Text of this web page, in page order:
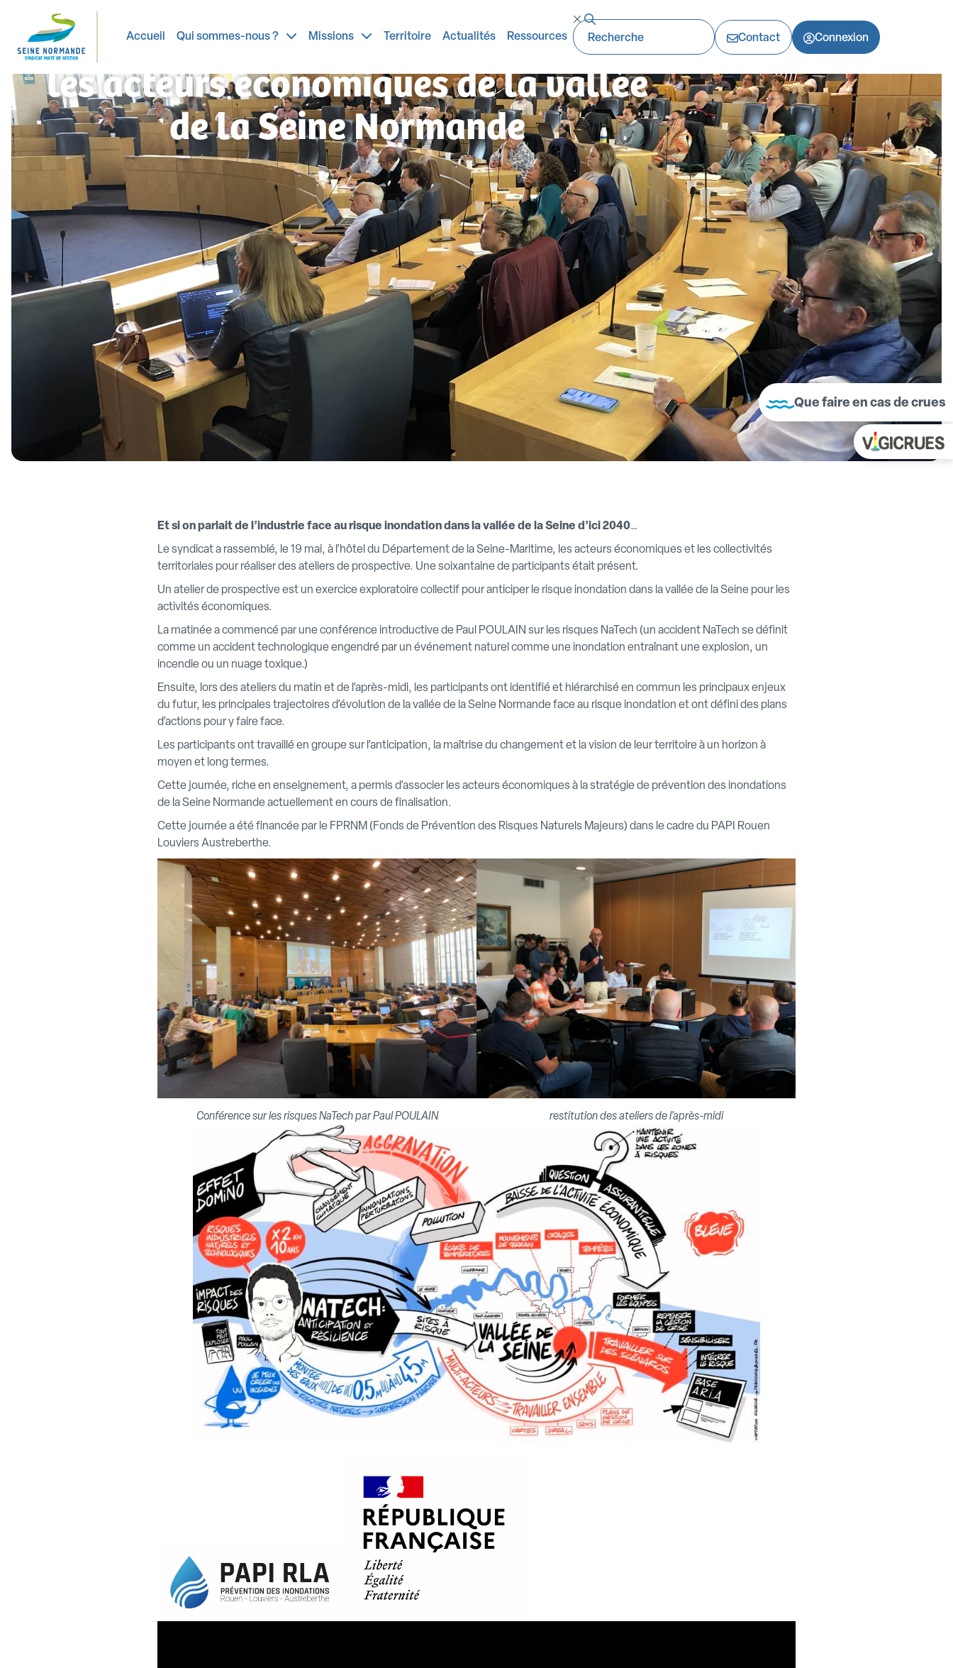
Accueil Qui sommes-nous ? Missions Territoire Actualités Ressources Contact Connexion
Retour sur la journée d’échange avec
les acteurs économiques de la vallée
de la Seine Normande
Et si on parlait de l’industrie face au risque inondation dans la vallée de la Seine d’ici 2040…
Le syndicat a rassemblé, le 19 mai, à l’hôtel du Département de la Seine-Maritime, les acteurs économiques et les collectivités
territoriales pour réaliser des ateliers de prospective. Une soixantaine de participants était présent.
Un atelier de prospective est un exercice exploratoire collectif pour anticiper le risque inondation dans la vallée de la Seine pour les
activités économiques.
La matinée a commencé par une conférence introductive de Paul POULAIN sur les risques NaTech (un accident NaTech se définit
comme un accident technologique engendré par un événement naturel comme une inondation entraînant une explosion, un
incendie ou un nuage toxique.)
Ensuite, lors des ateliers du matin et de l’après-midi, les participants ont identifié et hiérarchisé en commun les principaux enjeux
du futur, les principales trajectoires d’évolution de la vallée de la Seine Normande face au risque inondation et ont défini des plans
d’actions pour y faire face.
Les participants ont travaillé en groupe sur l’anticipation, la maîtrise du changement et la vision de leur territoire à un horizon à
moyen et long termes.
Cette journée, riche en enseignement, a permis d’associer les acteurs économiques à la stratégie de prévention des inondations
de la Seine Normande actuellement en cours de finalisation.
Cette journée a été financée par le FPRNM (Fonds de Prévention des Risques Naturels Majeurs) dans le cadre du PAPI Rouen
Louviers Austreberthe.
Conférence sur les risques NaTech par Paul POULAIN restitution des ateliers de l'après-midi
Que faire en cas de crues